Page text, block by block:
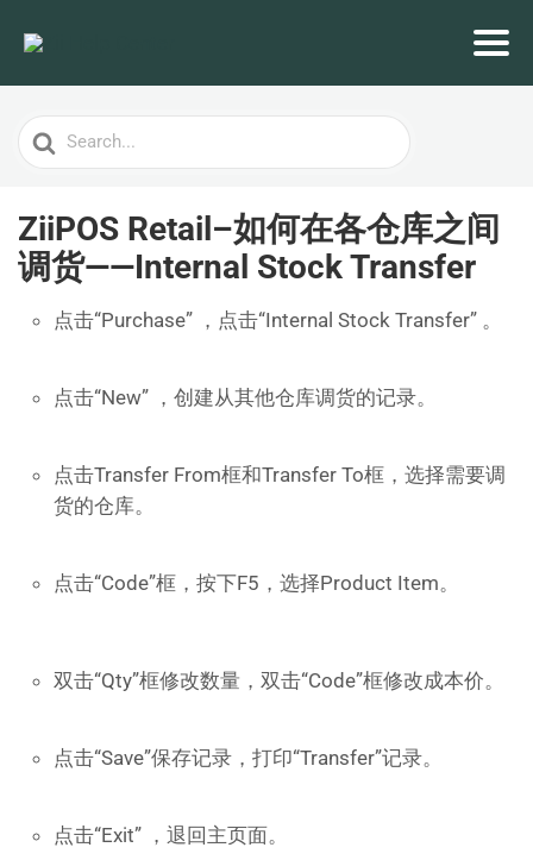
Search
For
ZiiPOS Retail–如何在各仓库之间
调货——Internal Stock Transfer
点击“Purchase” ，点击“Internal Stock Transfer” 。
点击“New” ，创建从其他仓库调货的记录。
点击Transfer From框和Transfer To框，选择需要调
货的仓库。
点击“Code”框，按下F5，选择Product Item。
双击“Qty”框修改数量，双击“Code”框修改成本价。
点击“Save”保存记录，打印“Transfer”记录。
点击“Exit” ，退回主页面。